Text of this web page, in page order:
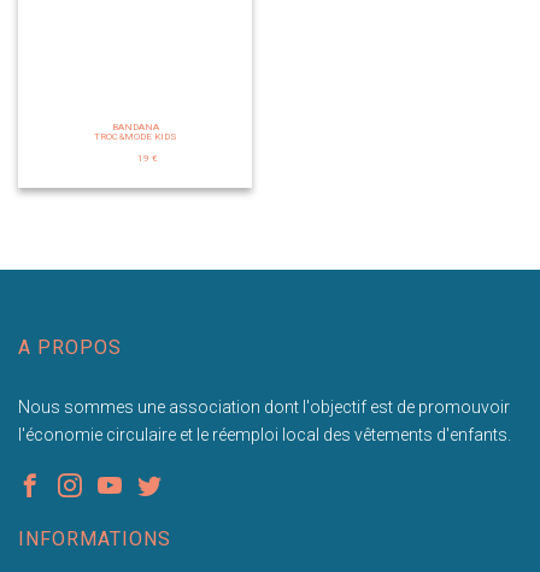
BANDANA
TROC&MODE KIDS
19 €
A PROPOS
Nous sommes une association dont l'objectif est de promouvoir
l'économie circulaire et le réemploi local des vêtements d'enfants.
INFORMATIONS